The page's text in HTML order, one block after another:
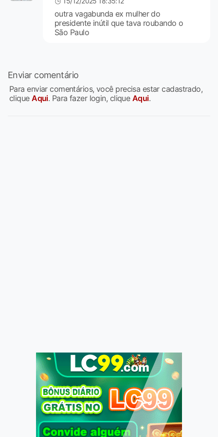
outra vagabunda ex mulher do
presidente inútil que tava roubando o
São Paulo
Enviar comentário
Para enviar comentários, você precisa estar cadastrado,
cliqueAqui. Para fazer login, clique Aqui.